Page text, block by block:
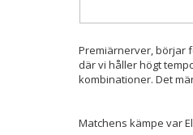
Premiärnerver, börjar
där vi håller högt
kombinationer. Det
Matchens kämpe var